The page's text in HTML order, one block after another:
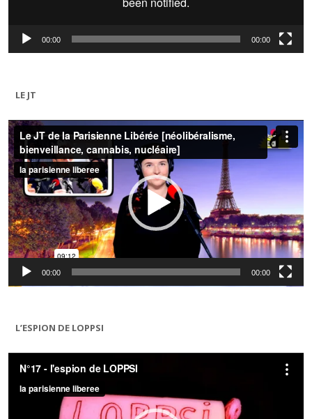
00:00 00:00
LE JT
Lecteur
vidéo
00:00 00:00
L’ESPION DE LOPPSI
Lecteur
vidéo